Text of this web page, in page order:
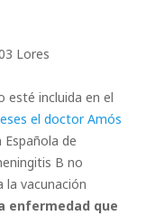
esté incluida en el
el doctor Amós
de
B no
la vacunación
enfermedad que